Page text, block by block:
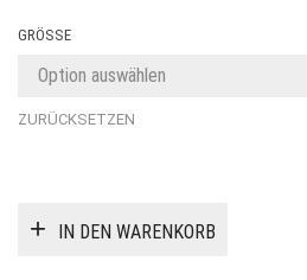
GRÖSSE
ZURÜCKSETZEN
IN DEN WARENKORB